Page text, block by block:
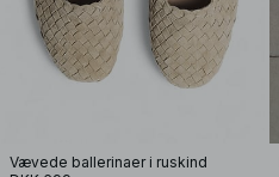
Vævede ballerinaer i ruskind